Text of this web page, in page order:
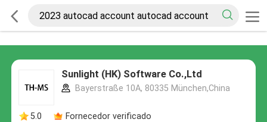
Sunlight (HK) Software Co.,Ltd
Bayerstraße 10A, 80335 München,China
5.0 Fornecedor verificado